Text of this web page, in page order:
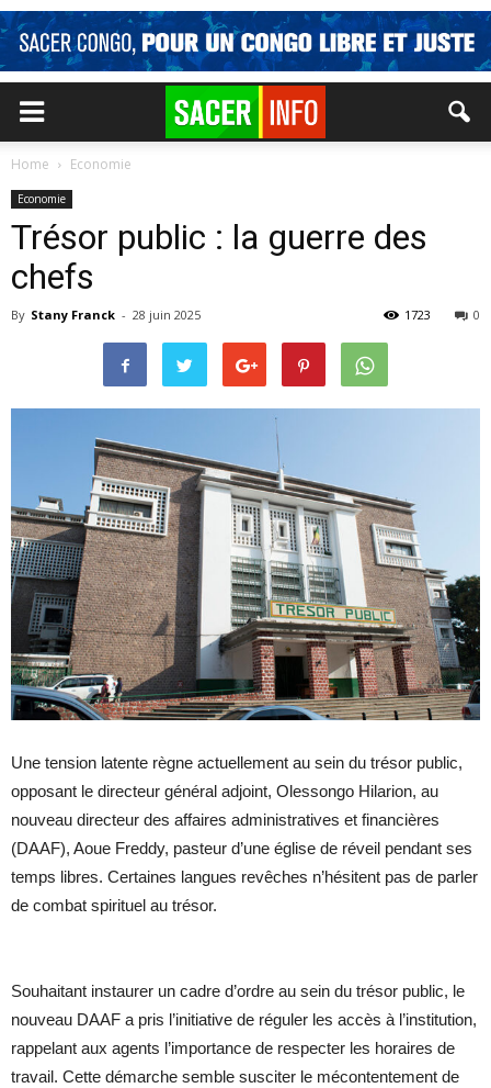
Home Economie
Economie
Trésor public : la guerre des
chefs
By Stany Franck - 28 juin 2025 0
1723
Une tension latente règne actuellement au sein du trésor public,
opposant le directeur général adjoint, Olessongo Hilarion, au
nouveau directeur des affaires administratives et financières
(DAAF), Aoue Freddy, pasteur d’une église de réveil pendant ses
temps libres. Certaines langues revêches n’hésitent pas de parler
de combat spirituel au trésor.
Souhaitant instaurer un cadre d’ordre au sein du trésor public, le
nouveau DAAF a pris l’initiative de réguler les accès à l’institution,
rappelant aux agents l’importance de respecter les horaires de
travail. Cette démarche semble susciter le mécontentement de